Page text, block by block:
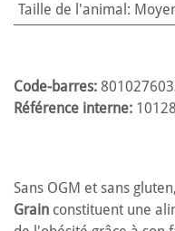
Taille de l'animal :
Code-barres:
Référence interne:
Sans OGM et sans
Grain constituent une